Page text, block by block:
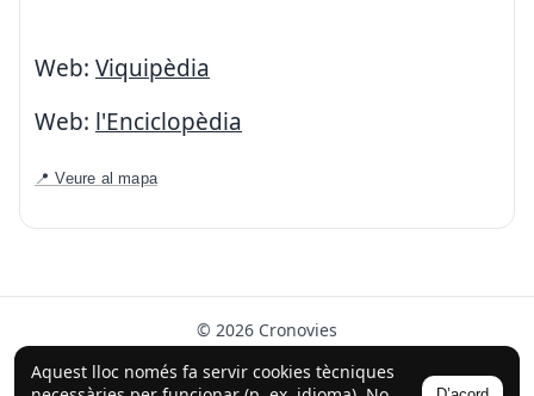
Aquest lloc només fa servir cookies tècniques
Web: Viquipèdia
Web: l'Enciclopèdia
📍 Veure al mapa
© 2026 Cronovies
Història als carrers · Desenvolupat amb l’ajuda de la IA
(ChatGPT).